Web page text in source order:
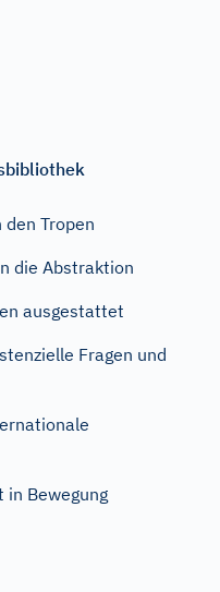
Tropen
die Abstraktion
ausgestattet
Fragen und
in Bewegung